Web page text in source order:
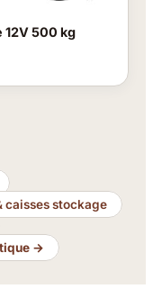
12V 500 kg
caisses stockage
→